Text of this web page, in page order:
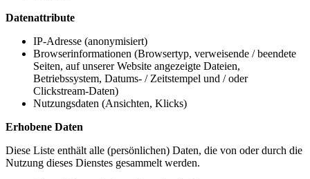
Datenattribute
IP-Adresse (anonymisiert)
Browserinformationen (Browsertyp, verweisende / beendete
Seiten, auf unserer Website angezeigte Dateien,
Betriebssystem, Datums- / Zeitstempel und / oder
Clickstream-Daten)
Nutzungsdaten (Ansichten, Klicks)
Erhobene Daten
Diese Liste enthält alle (persönlichen) Daten, die von oder durch die
Nutzung dieses Dienstes gesammelt werden.